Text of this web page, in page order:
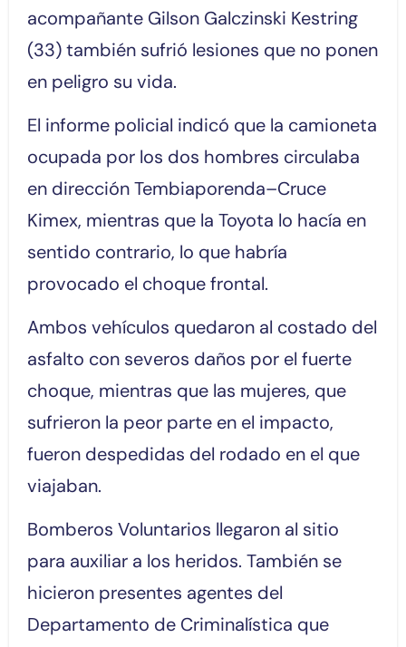
acompañante Gilson Galczinski Kestring
(33) también sufrió lesiones que no ponen
en peligro su vida.
El informe policial indicó que la camioneta
ocupada por los dos hombres circulaba
en dirección Tembiaporenda–Cruce
Kimex, mientras que la Toyota lo hacía en
sentido contrario, lo que habría
provocado el choque frontal.
Ambos vehículos quedaron al costado del
asfalto con severos daños por el fuerte
choque, mientras que las mujeres, que
sufrieron la peor parte en el impacto,
fueron despedidas del rodado en el que
viajaban.
Bomberos Voluntarios llegaron al sitio
para auxiliar a los heridos. También se
hicieron presentes agentes del
Departamento de Criminalística que